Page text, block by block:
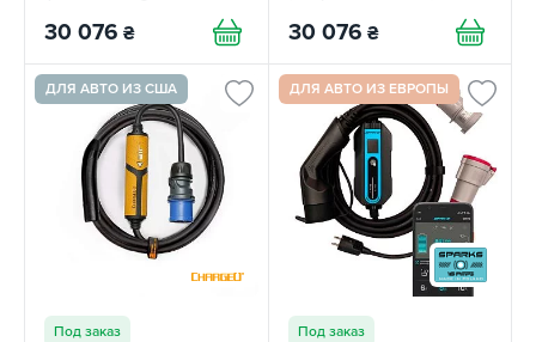
30 076 ₴ 30 076 ₴
ДЛЯ АВТО ИЗ США
Под заказ
ДЛЯ АВТО ИЗ ЕВРОПЫ
Под заказ